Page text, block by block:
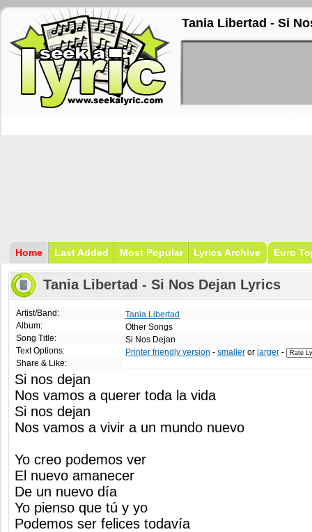
Tania Libertad - Si
Home Last Added Most Popular Lyrics Archive Euro
Tania Libertad - Si Nos Dejan Lyrics
Artist/Band:
Album:
Song Title:
Text Options:
Share & Like:
Tania Libertad
Other Songs
Si Nos Dejan
Printer friendly version - smaller or larger -
Si nos dejan
Nos vamos a querer toda la vida
Si nos dejan
Nos vamos a vivir a un mundo nuevo
Yo creo podemos ver
El nuevo amanecer
De un nuevo día
Yo pienso que tú y yo
Podemos ser felices todavía